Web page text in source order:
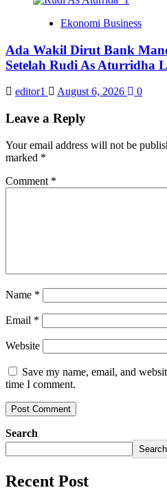
Ekonomi Business
Ada Wakil Dirut Bank
Setelah Rudi As Aturridha
editor1 August 6, 2026 0
Leave a Reply
Your email address will not be
marked *
Comment *
Name *
Email *
Website
Save my name, email, and
time I comment.
Search
Search
Recent Post